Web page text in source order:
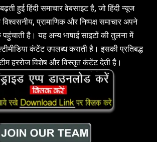
हुई हिंदी समाचार वेबसाइट है, जो हिंदी न्यूज
प्रामाणिक और निष्पक्ष समाचार अपने
पहुंचाती है। यह अन्य भाषाई साइटों की तुलना में
कंटेंट उपलब्ध कराती है। इसकी प्रतिबद्ध
हररोज विशेष और विस्तृत कंटेंट देती है।